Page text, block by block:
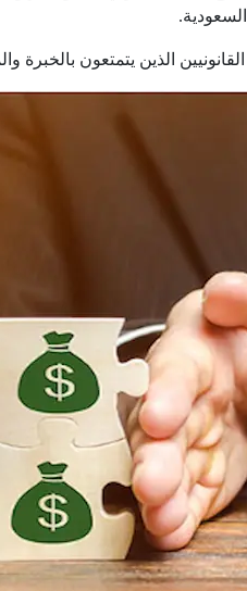
الذين يتمتعون بالخبرة